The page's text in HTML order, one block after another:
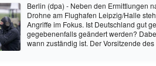
Berlin (dpa) - Neben den Ermittlungen
Drohne am Flughafen Leipzig/Halle
Angriffe im Fokus. Ist Deutschland gut
gegebenenfalls geändert werden?
wann zuständig ist. Der Vorsitzende des